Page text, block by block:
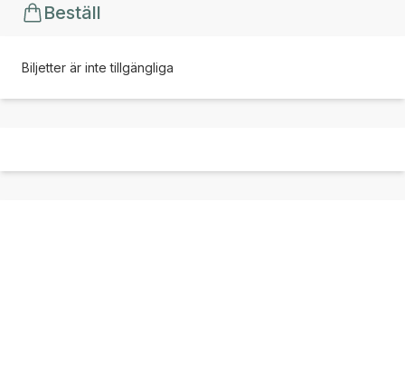
Beställ
Biljetter är inte tillgängliga